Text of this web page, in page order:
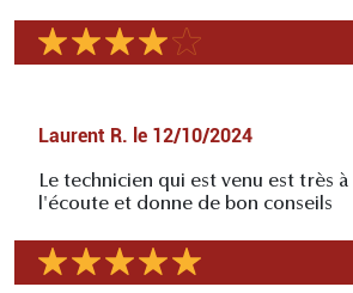
Laurent R. le 12/10/2024
Le technicien qui est venu est très à
l'écoute et donne de bon conseils